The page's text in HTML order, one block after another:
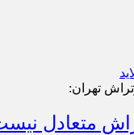
تهران:
متعادل